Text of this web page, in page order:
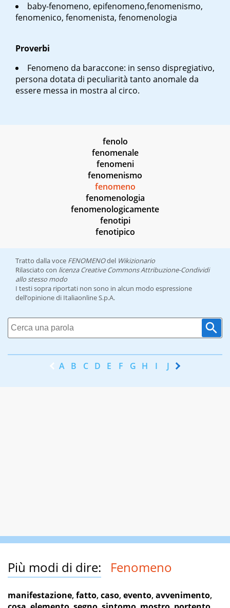
baby-fenomeno, epifenomeno,fenomenismo,
fenomenico, fenomenista, fenomenologia
Proverbi
Fenomeno da baraccone: in senso dispregiativo,
persona dotata di peculiarità tanto anomale da
essere messa in mostra al circo.
fenolo
fenomenale
fenomeni
fenomenismo
fenomeno
fenomenologia
fenomenologicamente
fenotipi
fenotipico
Tratto dalla voce FENOMENOdel Wikizionario
Rilasciato con licenza Creative Commons Attribuzione-Condividi
allo stesso modo
I testi sopra riportati non sono in alcun modo espressione
dell’opinione di Italiaonline S.p.A.
A B C D E F G H I J K
Più modi di dire: Fenomeno
manifestazione,fatto,caso,evento,avvenimento,